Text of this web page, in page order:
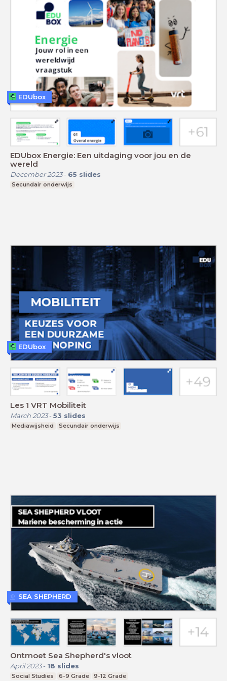
EDUbox Energie: Een uitdaging voor jou en de
wereld
December 2023- 65 slides
Secundair onderwijs
EDUbox
Les 1 VRT Mobiliteit
March 2023- 53 slides
Mediawijsheid Secundair onderwijs
EDUbox
Ontmoet Sea Shepherd's vloot
April 2023- 18 slides
Social Studies 6-9 Grade 9-12 Grade
SEA SHEPHERD